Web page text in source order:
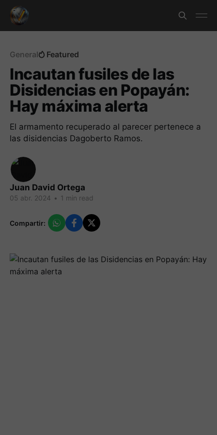
General Featured
Incautan fusiles de las
Disidencias en Popayán:
Hay máxima alerta
El armamento recuperado al parecer pertenece a
las disidencias Dagoberto Ramos.
Juan David Ortega
05 abr. 2024 • 1 min read
Compartir: